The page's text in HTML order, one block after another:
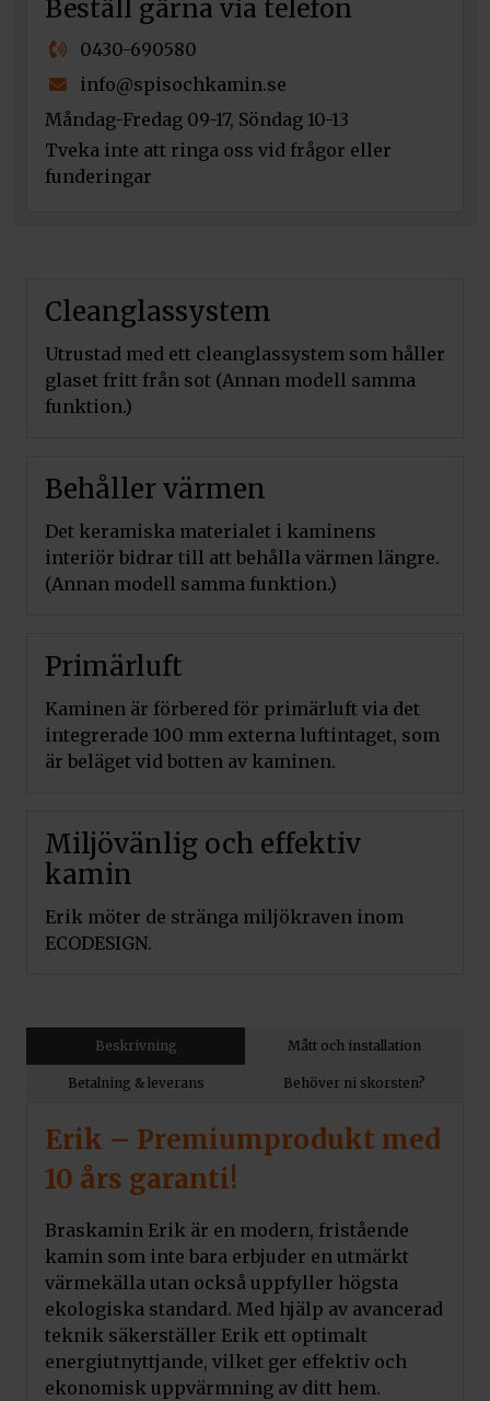
Beställ gärna via telefon
0430-690580
info@spisochkamin.se
Måndag-Fredag 09-17, Söndag 10-13
Tveka inte att ringa oss vid frågor eller
funderingar
Cleanglassystem
Utrustad med ett cleanglassystem som håller
glaset fritt från sot (Annan modell samma
funktion.)
Behåller värmen
Det keramiska materialet i kaminens
interiör bidrar till att behålla värmen längre.
(Annan modell samma funktion.)
Primärluft
Kaminen är förbered för primärluft via det
integrerade 100 mm externa luftintaget, som
är beläget vid botten av kaminen.
Miljövänlig och effektiv
kamin
Erik möter de stränga miljökraven inom
ECODESIGN.
Beskrivning Mått och installation
Betalning & leverans Behöver ni skorsten?
Erik – Premiumprodukt med
10 års garanti!
Braskamin Erik är en modern, fristående
kamin som inte bara erbjuder en utmärkt
värmekälla utan också uppfyller högsta
ekologiska standard. Med hjälp av avancerad
teknik säkerställer Erik ett optimalt
energiutnyttjande, vilket ger effektiv och
ekonomisk uppvärmning av ditt hem.